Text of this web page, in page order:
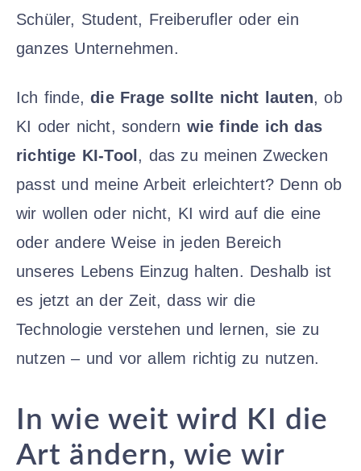
Schüler, Student, Freiberufler oder ein
ganzes Unternehmen.
Ich finde,die Frage sollte nicht lauten, ob
KI oder nicht, sondern wie finde ich das
richtige KI-Tool , das zu meinen Zwecken
passt und meine Arbeit erleichtert? Denn ob
wir wollen oder nicht, KI wird auf die eine
oder andere Weise in jeden Bereich
unseres Lebens Einzug halten. Deshalb ist
es jetzt an der Zeit, dass wir die
Technologie verstehen und lernen, sie zu
nutzen – und vor allem richtig zu nutzen.
In wie weit wird KI die
Art ändern, wie wir